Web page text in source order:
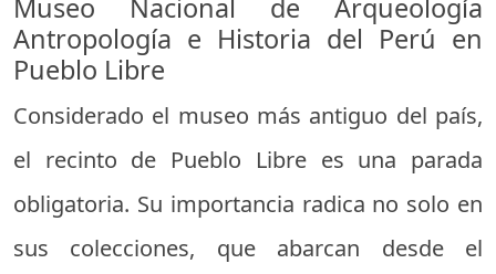
Museo Nacional de Arqueología
Antropología e Historia del Perú en
Pueblo Libre
Considerado el museo más antiguo del país,
el recinto de Pueblo Libre es una parada
obligatoria. Su importancia radica no solo en
sus colecciones, que abarcan desde el